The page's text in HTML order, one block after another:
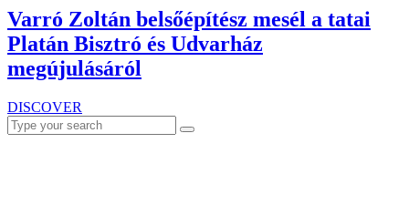
Varró Zoltán belsőépítész mesél a tatai
Platán Bisztró és Udvarház
megújulásáról
DISCOVER
Search
for: